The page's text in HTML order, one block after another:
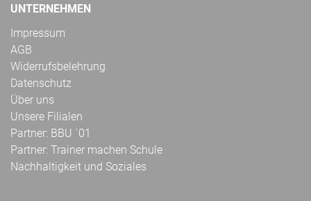
UNTERNEHMEN
Impressum
AGB
Widerrufsbelehrung
Datenschutz
Über uns
Unsere Filialen
Partner: BBU ´01
Partner: Trainer machen Schule
Nachhaltigkeit und Soziales